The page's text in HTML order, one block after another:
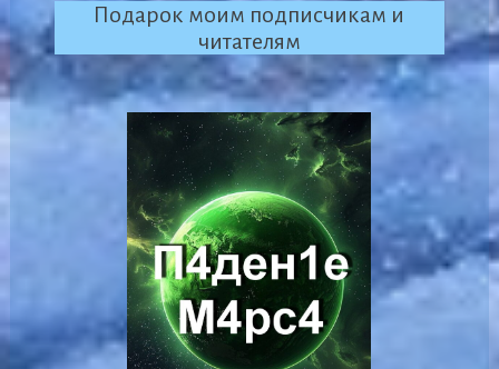
Подарок моим подписчикам и
читателям